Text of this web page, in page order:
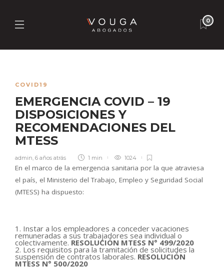
0
COVID19
EMERGENCIA COVID – 19
DISPOSICIONES Y
RECOMENDACIONES DEL
MTESS
admin, 6 años atrás 1 min 1024
En el marco de la emergencia sanitaria por la que atraviesa
el país, el Ministerio del Trabajo, Empleo y Seguridad Social
(MTESS) ha dispuesto:
1. Instar a los empleadores a conceder vacaciones
remuneradas a sus trabajadores sea individual o
colectivamente. RESOLUCIÓN MTESS N° 499/2020
2. Los requisitos para la tramitación de solicitudes la
suspensión de contratos laborales. RESOLUCIÓN
MTESS N° 500/2020